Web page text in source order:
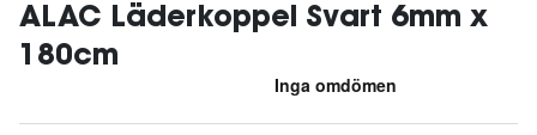
ALAC Läderkoppel Svart 6mm x
180cm